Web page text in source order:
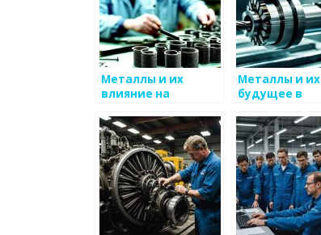
Металлы и их
влияние на
мнение
Металлы и их
будущее в
устойчивого
развития